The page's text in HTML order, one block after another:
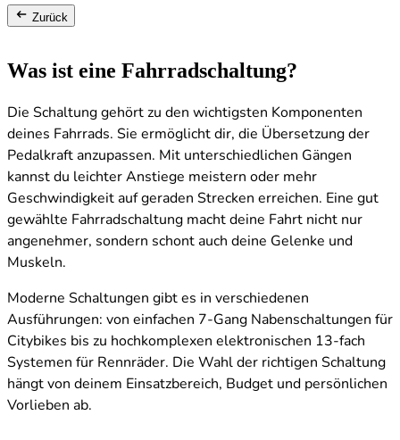
Zurück
Was ist eine Fahrradschaltung?
Die Schaltung gehört zu den wichtigsten Komponenten
deines Fahrrads. Sie ermöglicht dir, die Übersetzung der
Pedalkraft anzupassen. Mit unterschiedlichen Gängen
kannst du leichter Anstiege meistern oder mehr
Geschwindigkeit auf geraden Strecken erreichen. Eine gut
gewählte Fahrradschaltung macht deine Fahrt nicht nur
angenehmer, sondern schont auch deine Gelenke und
Muskeln.
Moderne Schaltungen gibt es in verschiedenen
Ausführungen: von einfachen 7-Gang Nabenschaltungen für
Citybikes bis zu hochkomplexen elektronischen 13-fach
Systemen für Rennräder. Die Wahl der richtigen Schaltung
hängt von deinem Einsatzbereich, Budget und persönlichen
Vorlieben ab.